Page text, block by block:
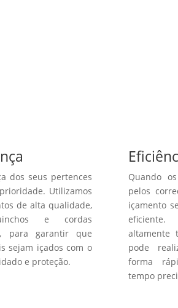
dos seus pertences
Utilizamos
de alta qualidade,
e cordas
para garantir que
sejam içados com o
e proteção.
Quando
pelos
içamento
altamente
pode
forma
tempo